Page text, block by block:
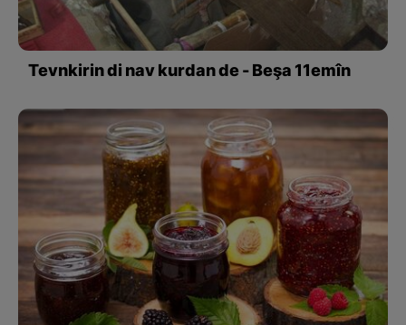
Tevnkirin di nav kurdan de - Beşa 11emîn